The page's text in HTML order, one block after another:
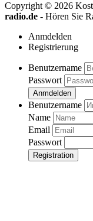
Copyright © 2026
radio.de - Hören Sie
Anmdelden
Registrierung
Benutzername
Passwort
Anmdelden
Benutzername
Name
Email
Passwort
Registration